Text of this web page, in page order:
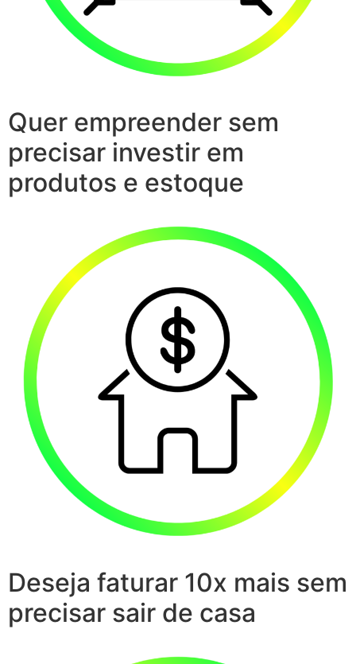
Quer empreender sem
precisar investir em
produtos e estoque
Deseja faturar 10x mais sem
precisar sair de casa